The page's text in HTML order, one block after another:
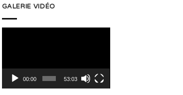
GALERIE VIDÉO
00:00 53:03